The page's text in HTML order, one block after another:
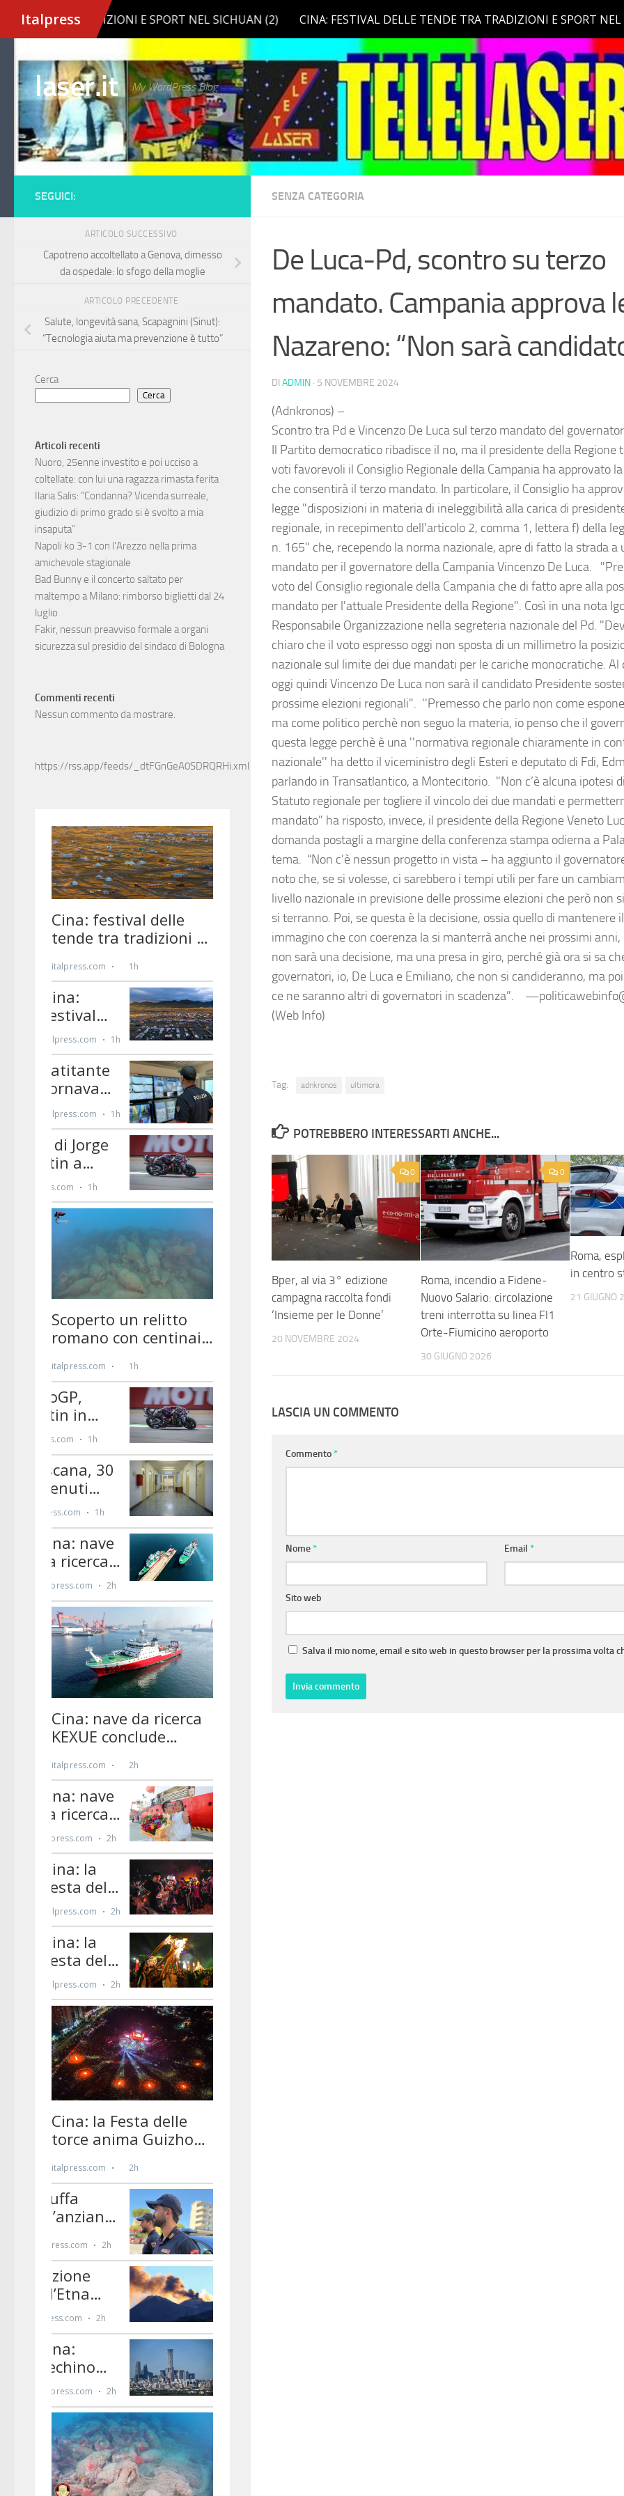
Salta al contenuto
laser.it My WordPress Blog
SENZA CATEGORIA
De Luca-Pd, scontro su terzo
mandato. Campania approva
Nazareno: “Non sarà
DI ADMIN · 5 NOVEMBRE 2024
(Adnkronos) –
Scontro tra Pd e Vincenzo De Luca sul terzo mandato del
Il Partito democratico ribadisce il no, ma il presidente della Regione
voti favorevoli il Consiglio Regionale della Campania ha approvato
che consentirà il terzo mandato. In particolare, il Consiglio ha
legge "disposizioni in materia di ineleggibilità alla carica di
regionale, in recepimento dell'articolo 2, comma 1, lettera f) della
n. 165" che, recependo la norma nazionale, apre di fatto la strada a
mandato per il governatore della Campania Vincenzo De Luca.
voto del Consiglio regionale della Campania che di fatto apre alla
mandato per l'attuale Presidente della Regione". Così in una nota
Responsabile Organizzazione nella segreteria nazionale del Pd.
chiaro che il voto espresso oggi non sposta di un millimetro la
nazionale sul limite dei due mandati per le cariche monocratiche. Al
oggi quindi Vincenzo De Luca non sarà il candidato Presidente
prossime elezioni regionali". ''Premesso che parlo non come
ma come politico perchè non seguo la materia, io penso che il
questa legge perchè è una ''normativa regionale chiaramente in
nazionale'' ha detto il viceministro degli Esteri e deputato di Fdi,
parlando in Transatlantico, a Montecitorio. "Non c’è alcuna ipotesi
Statuto regionale per togliere il vincolo dei due mandati e
mandato” ha risposto, invece, il presidente della Regione Veneto
domanda postagli a margine della conferenza stampa odierna a
tema. “Non c’è nessun progetto in vista – ha aggiunto il
noto che, se si volesse, ci sarebbero i tempi utili per fare un
livello nazionale in previsione delle prossime elezioni che però non
si terranno. Poi, se questa è la decisione, ossia quello di mantenere
immagino che con coerenza la si manterrà anche nei prossimi
non sarà una decisione, ma una presa in giro, perché già ora si sa
governatori, io, De Luca e Emiliano, che non si candideranno, ma
ce ne saranno altri di governatori in scadenza”.
(Web Info)
Tag: adnkronos ultimora
POTREBBERO INTERESSARTI ANCHE...
0
Bper, al via 3° edizione
campagna raccolta fondi
‘Insieme per le Donne’
20 NOVEMBRE 2024
0
Roma, incendio a Fidene-
Nuovo Salario: circolazione
treni interrotta su linea Fl1
Orte-Fiumicino aeroporto
30 GIUGNO 2026
Roma,
in centro
21 GIUGNO
LASCIA UN COMMENTO
Commento*
Nome* Email*
Sito web
Salva il mio nome, email e sito web in questo browser per la prossima volta
SEGUICI:
ARTICOLO SUCCESSIVO
Capotreno accoltellato a Genova, dimesso
da ospedale: lo sfogo della moglie
ARTICOLO PRECEDENTE
Salute, longevità sana, Scapagnini (Sinut):
“Tecnologia aiuta ma prevenzione è tutto”
Cerca
Cerca
Articoli recenti
Nuoro, 25enne investito e poi ucciso a
coltellate: con lui una ragazza rimasta ferita
Ilaria Salis: “Condanna? Vicenda surreale,
giudizio di primo grado si è svolto a mia
insaputa”
Napoli ko 3-1 con l’Arezzo nella prima
amichevole stagionale
Bad Bunny e il concerto saltato per
maltempo a Milano: rimborso biglietti dal 24
luglio
Fakir, nessun preavviso formale a organi
sicurezza sul presidio del sindaco di Bologna
Commenti recenti
Nessun commento da mostrare.
https://rss.app/feeds/_dtFGnGeA0SDRQRHi.xml